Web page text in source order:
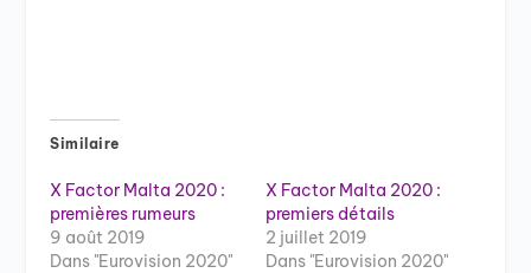
Similaire
X Factor Malta 2020 :
premières rumeurs
9 août 2019
Dans "Eurovision 2020"
X Factor Malta 2020 :
premiers détails
2 juillet 2019
Dans "Eurovision 2020"